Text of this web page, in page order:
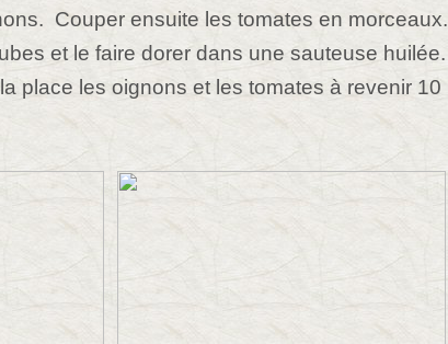
Couper ensuite les tomates en morceaux.
et le faire dorer dans une sauteuse huilée.
place les oignons et les tomates à revenir 10